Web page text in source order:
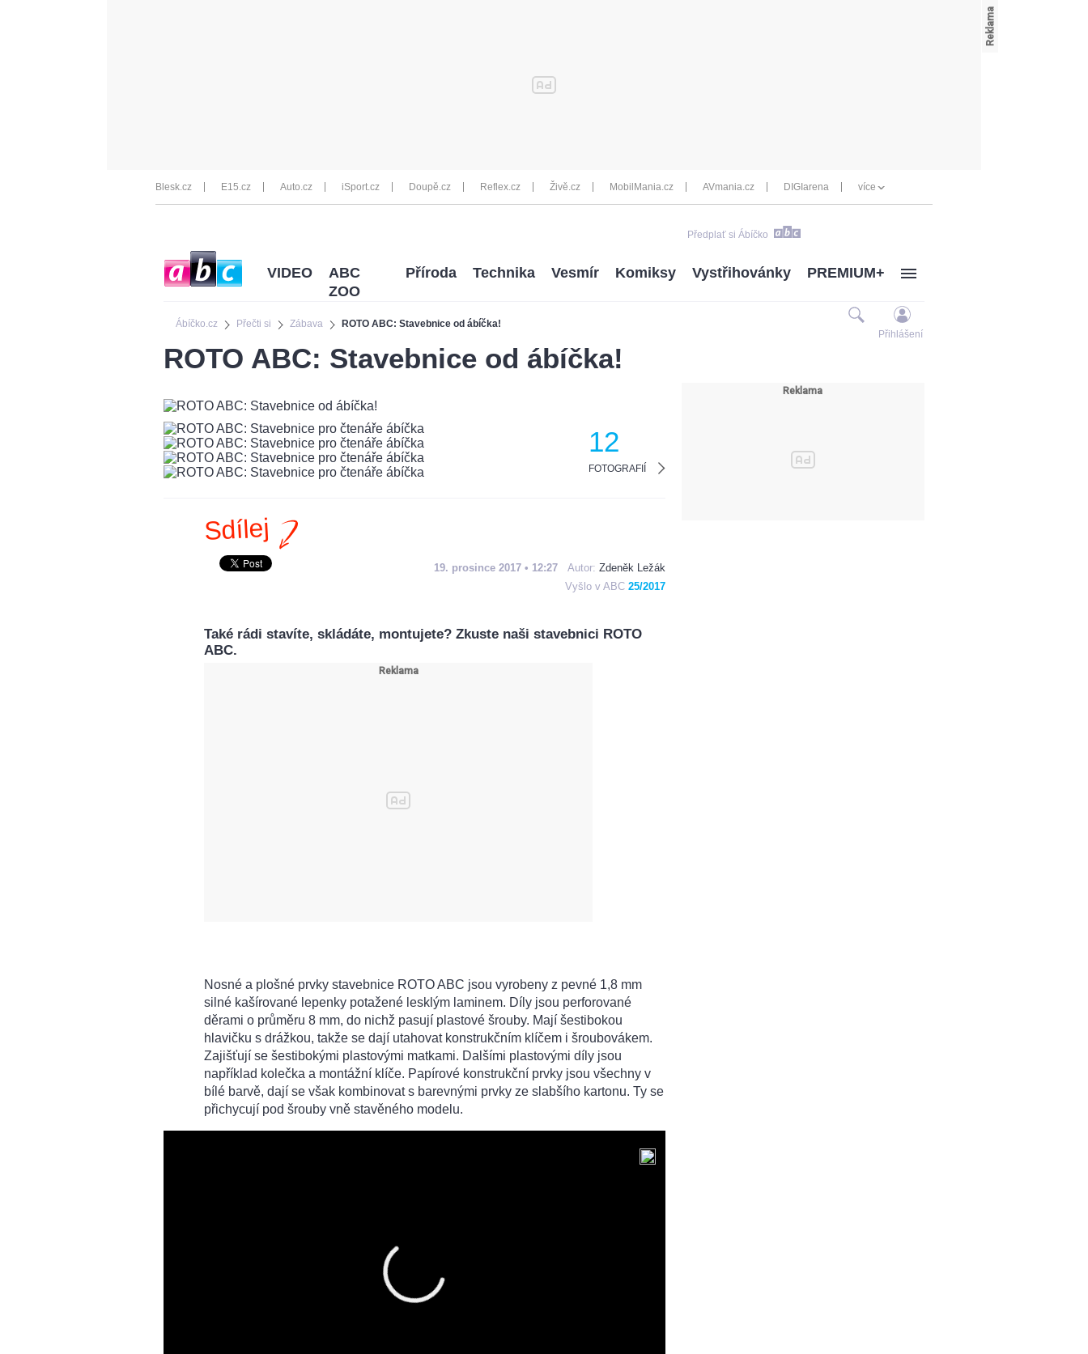
Blesk.cz E15.cz Auto.cz iSport.cz Doupě.cz Reflex.cz Živě.cz MobilMania.cz AVmania.cz DIGIarena více
Předplať si Ábíčko
Ábíčko.cz Přečti si Zábava ROTO ABC: Stavebnice od ábíčka!
VIDEO
ABC
ZOO
Příroda Technika Vesmír Komiksy Vystřihovánky PREMIUM+
Přihlášení
ROTO ABC: Stavebnice od ábíčka!
12
FOTOGRAFIÍ
Sdílej
19. prosince 2017 • 12:27 Autor: Zdeněk Ležák
Vyšlo v ABC 25/2017
Také rádi stavíte, skládáte, montujete? Zkuste naši stavebnici ROTO
ABC.
Nosné a plošné prvky stavebnice ROTO ABC jsou vyrobeny z pevné 1,8 mm
silné kašírované lepenky potažené lesklým laminem. Díly jsou perforované
děrami o průměru 8 mm, do nichž pasují plastové šrouby. Mají šestibokou
hlavičku s drážkou, takže se dají utahovat konstrukčním klíčem i šroubovákem.
Zajišťují se šestibokými plastovými matkami. Dalšími plastovými díly jsou
například kolečka a montážní klíče. Papírové konstrukční prvky jsou všechny v
bílé barvě, dají se však kombinovat s barevnými prvky ze slabšího kartonu. Ty se
přichycují pod šrouby vně stavěného modelu.